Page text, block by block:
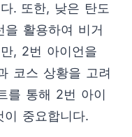
. 또한, 낮은 탄도
활용하여 비거
, 2번 아이언을
코스 상황을 고려
를 통해 2번 아이
이 중요합니다.